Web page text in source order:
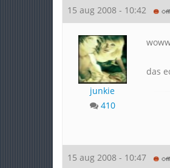
15 aug 2008 - 10:42
junkie
410
das
15 aug 2008 - 10:47